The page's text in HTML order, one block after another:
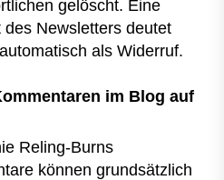
gelöscht. Eine
Newsletters deutet
als Widerruf.
im Blog auf
Reling-Burns
können grundsätzlich